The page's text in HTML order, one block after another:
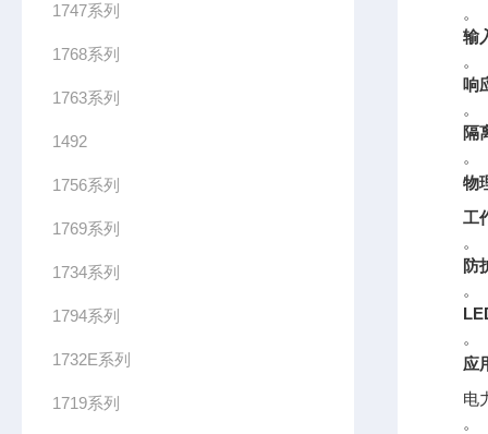
1747系列
1768系列
1763系列
1492
1756系列
1769系列
1734系列
1794系列
1732E系列
1719系列
。
输
。
响
。
隔
。
物
工
。
防
。
。
应
电
。